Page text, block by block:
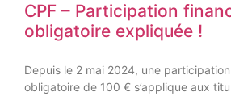
CPF – Participation
obligatoire expliquée !
Depuis le 2 mai 2024, une
obligatoire de 100 € s’applique aux